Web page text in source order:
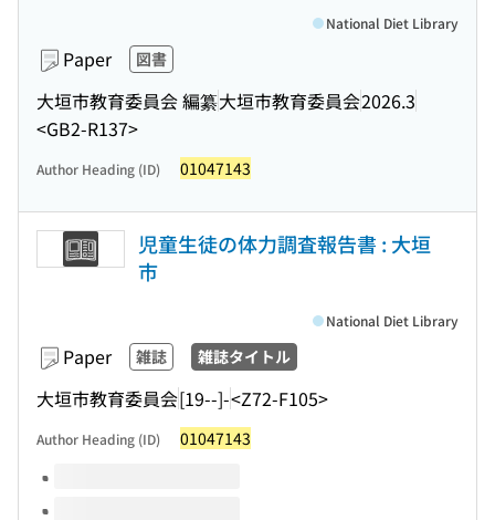
Paper 図書
大垣市教育委員会 編纂大垣市教育委員会2026.3
<GB2-R137>
National Diet Library
Author Heading (ID) 01047143
児童生徒の体力調査報告書 : 大垣
市
Paper 雑誌 雑誌タイトル
大垣市教育委員会[19--]-<Z72-F105>
National Diet Library
Author Heading (ID) 01047143
Volumes of this title